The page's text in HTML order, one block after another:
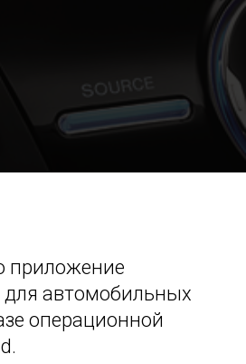
приложение
для автомобильных
операционной